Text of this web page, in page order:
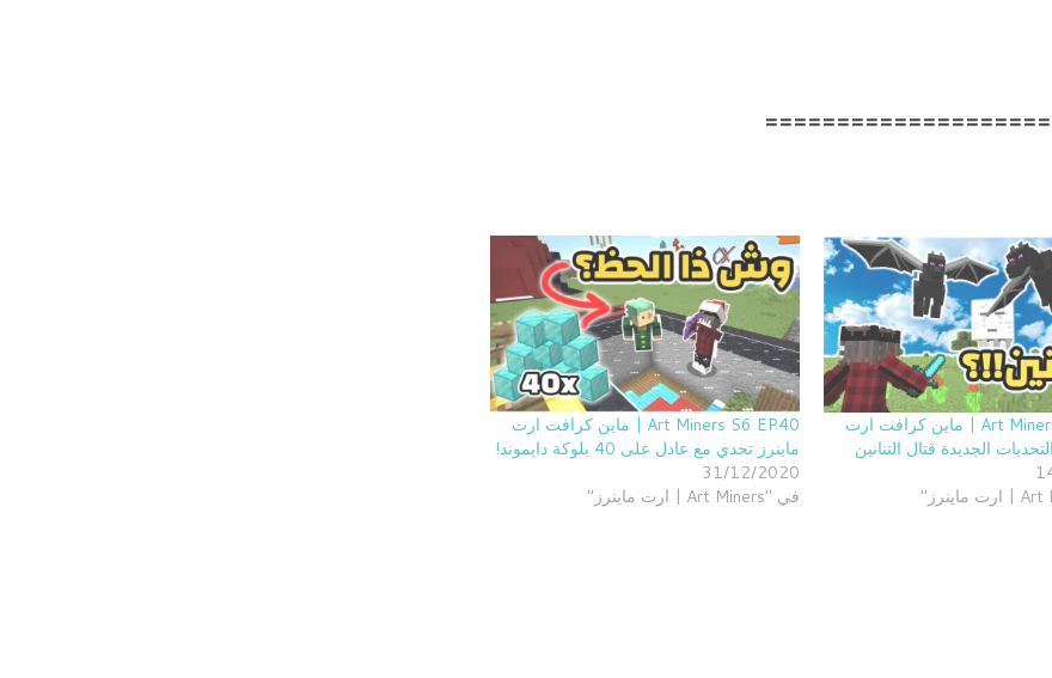
Art Miners S6 EP18 | ماين كرافت ارت
الجديدة قتال التنانين
Art Miners S6 EP40 | ماين كرافت ارت
ماينرز تحدي مع عادل على 40 بلوكة دايموند!
31/12/2020
في "Art Miners | ارت ماينرز"